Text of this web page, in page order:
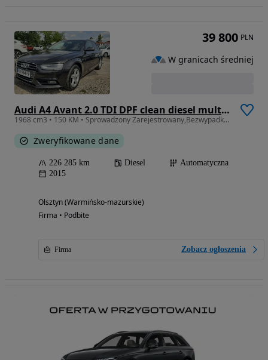
Audi A4 Avant 2.0 TDI DPF clean diesel multitronic Ambiente
1968 cm3 • 150 KM • Sprowadzony Zarejestrowany,Bezwypadkowy,Automat
Zweryfikowane dane
226 285 km Diesel
Automatyczna
2015
Olsztyn (Warmińsko-mazurskie)
Firma • Podbite
Firma Zobacz ogłoszenia
39 800 PLN
W granicach średniej